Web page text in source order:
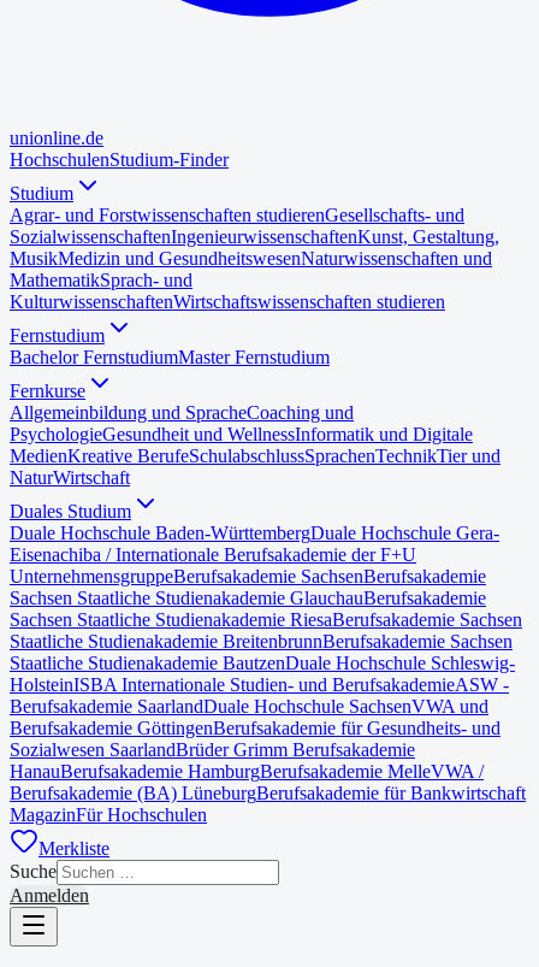
unionline.de
HochschulenStudium-Finder
Studium
Agrar- und Forstwissenschaften studierenGesellschafts- und
SozialwissenschaftenIngenieurwissenschaftenKunst, Gestaltung,
MusikMedizin und GesundheitswesenNaturwissenschaften und
MathematikSprach- und
KulturwissenschaftenWirtschaftswissenschaften studieren
Fernstudium
Bachelor FernstudiumMaster Fernstudium
Fernkurse
Allgemeinbildung und SpracheCoaching und
PsychologieGesundheit und WellnessInformatik und Digitale
MedienKreative BerufeSchulabschlussSprachenTechnikTier und
NaturWirtschaft
Duales Studium
Duale Hochschule Baden-WürttembergDuale Hochschule Gera-
Eisenachiba / Internationale Berufsakademie der F+U
UnternehmensgruppeBerufsakademie SachsenBerufsakademie
Sachsen Staatliche Studienakademie GlauchauBerufsakademie
Sachsen Staatliche Studienakademie RiesaBerufsakademie Sachsen
Staatliche Studienakademie BreitenbrunnBerufsakademie Sachsen
Staatliche Studienakademie BautzenDuale Hochschule Schleswig-
HolsteinISBA Internationale Studien- und BerufsakademieASW -
Berufsakademie SaarlandDuale Hochschule SachsenVWA und
Berufsakademie GöttingenBerufsakademie für Gesundheits- und
Sozialwesen SaarlandBrüder Grimm Berufsakademie
HanauBerufsakademie HamburgBerufsakademie MelleVWA /
Berufsakademie (BA) LüneburgBerufsakademie für Bankwirtschaft
MagazinFür Hochschulen
Merkliste
Suche
Anmelden